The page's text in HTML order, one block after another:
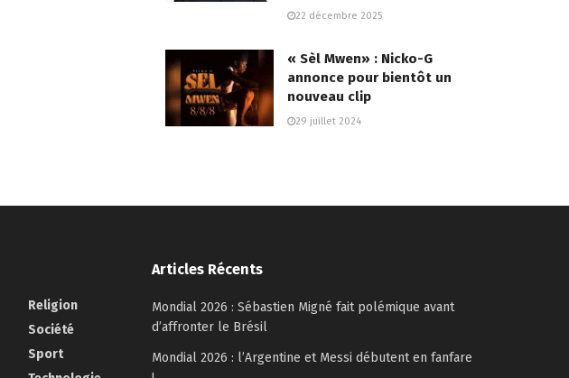
22 décembre 2025
« Sèl Mwen» : Nicko-G
annonce pour bientôt un
nouveau clip
29 juillet 2024
Religion
Société
Sport
Articles Récents
Mondial 2026 : Sébastien Migné fait polémique avant
d’affronter le Brésil
Mondial 2026 : l’Argentine et Messi débutent en fanfare